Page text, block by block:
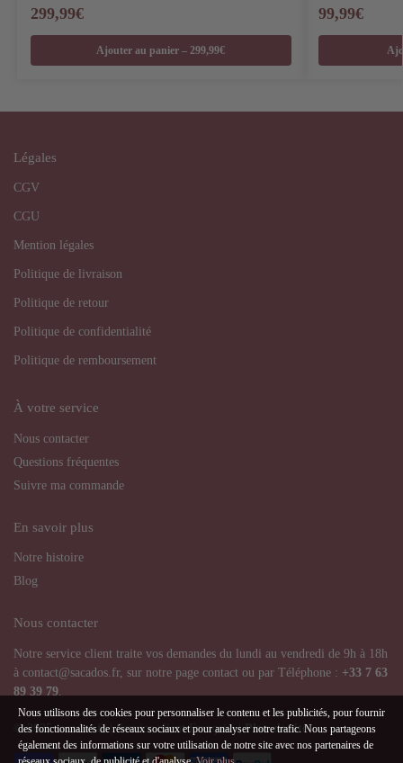
299,99€
Ajouter au panier – 299,99€
99,99€
Légales
CGV
CGU
Mention légales
Politique de livraison
Politique de retour
Politique de confidentialité
Politique de remboursement
À votre service
Nous contacter
Questions fréquentes
Suivre ma commande
En savoir plus
Notre histoire
Blog
Nous contacter
Notre service client traite vos demandes du lundi au vendredi de 9h à 18h
à contact@sacados.fr, sur notre page contact ou par Téléphone : +33 7 63
89 39 79
© 2025 sacados.fr | Service client Français |Plan de site
Nous utilisons des cookies pour personnaliser le contenu et les publicités, pour fournir
des fonctionnalités de réseaux sociaux et pour analyser notre trafic. Nous partageons
également des informations sur votre utilisation de notre site avec nos partenaires de